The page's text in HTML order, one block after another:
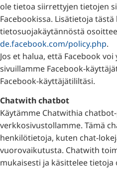
ole tietoa siirrettyjen tietojen
Facebookissa. Lisätietoja
tietosuojakäytännöstä
de.facebook.com/policy.php.
Jos et halua, että Facebook
sivuillamme Facebook-
Facebook-käyttäjätililtäsi.
Chatwith chatbot
Käytämme Chatwithia
verkkosivustollamme. Tämä
henkilötietoja, kuten chat-
vuorovaikutusta. Chatwith
mukaisesti ja käsittelee